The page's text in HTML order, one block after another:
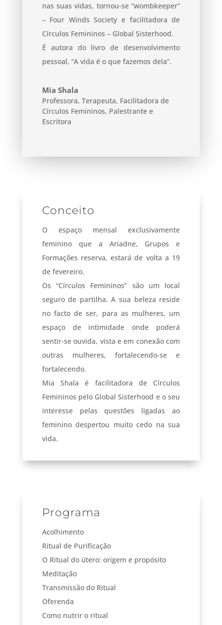
nas suas vidas, tornou-se “wombkeeper”
– Four Winds Society e facilitadora de
Círculos Femininos – Global Sisterhood.
É autora do livro de desenvolvimento
pessoal, “A vida é o que fazemos dela”.
Mia Shala
Professora, Terapeuta, Facilitadora de
Círculos Femininos, Palestrante e
Escritora
Conceito
O espaço mensal exclusivamente
feminino que a Ariadne, Grupos e
Formações reserva, estará de volta a 19
de fevereiro.
Os “Círculos Femininos” são um local
seguro de partilha. A sua beleza reside
no facto de ser, para as mulheres, um
espaço de intimidade onde poderá
sentir-se ouvida, vista e em conexão com
outras mulheres, fortalecendo-se e
fortalecendo.
Mia Shala é facilitadora de Círculos
Femininos pelo Global Sisterhood e o seu
interesse pelas questões ligadas ao
feminino despertou muito cedo na sua
vida.
Programa
Acolhimento
Ritual de Purificação
O Ritual do útero: origem e propósito
Meditação
Transmissão do Ritual
Oferenda
Como nutrir o ritual